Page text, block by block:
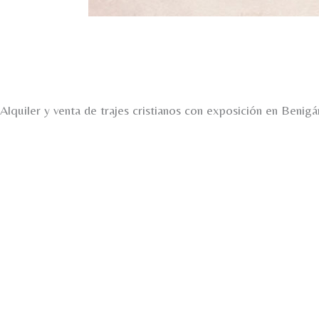
Alquiler y venta de trajes cristianos con exposición en